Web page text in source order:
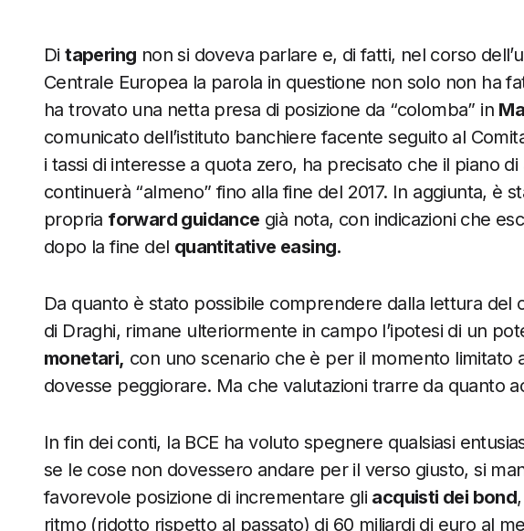
Ditapering non si doveva parlare e, di fatti, nel corso
Centrale Europea la parola in questione non solo non ha
ha trovato una netta presa di posizione da “colomba” in
comunicato dell’istituto banchiere facente seguito al
i tassi di interesse a quota zero, ha precisato che il piano
continuerà “almeno” fino alla fine del 2017. In aggiunta, è
propria forward guidance già nota, con indicazioni che
dopo la fine del quantitative easing.
Da quanto è stato possibile comprendere dalla lettura del
di Draghi, rimane ulteriormente in campo l’ipotesi di un
monetari, con uno scenario che è per il momento limitato
dovesse peggiorare. Ma che valutazioni trarre da quanto
In fin dei conti, la BCE ha voluto spegnere qualsiasi
se le cose non dovessero andare per il verso giusto, si
favorevole posizione di incrementare gli acquisti dei bond
ritmo (ridotto rispetto al passato) di 60 miliardi di euro al